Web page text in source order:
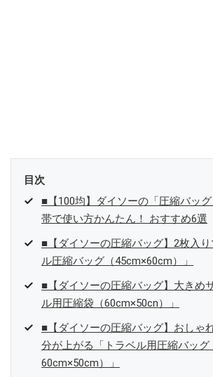
目次
■【100均】ダイソーの「圧縮バッ
帯で使い方かんたん！ おすすめ6選
■【ダイソーの圧縮バッグ】2枚入
ル圧縮バッグ（45cm×60cm）」
■【ダイソーの圧縮バッグ】大きめ
ル用圧縮袋（60cm×50cn）」
■【ダイソーの圧縮バッグ】おしゃ
分が上がる「トラベル用圧縮バッグ
60cm×50cm）」